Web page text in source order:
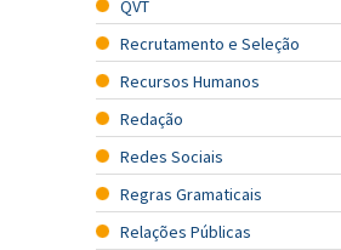
QVT
Recrutamento e Seleção
Recursos Humanos
Redação
Redes Sociais
Regras Gramaticais
Relações Públicas